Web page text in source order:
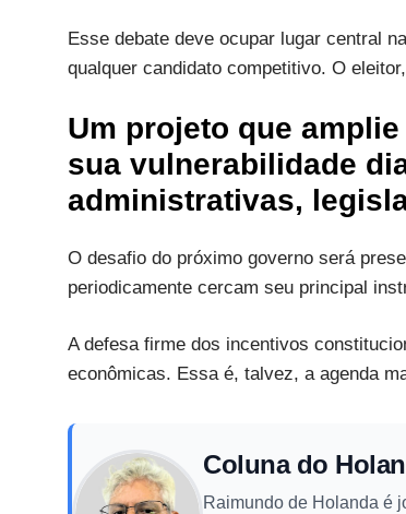
Esse debate deve ocupar lugar central
qualquer candidato competitivo. O
Um projeto que
sua vulnerabilidade
administrativas,
O desafio do próximo governo será
periodicamente cercam seu principal
A defesa firme dos incentivos
econômicas. Essa é, talvez, a agenda
Coluna do
Raimundo de Holanda é